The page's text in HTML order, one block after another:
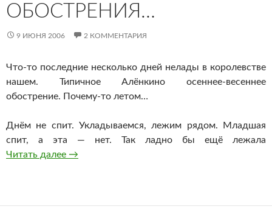
ОБОСТРЕНИЯ…
9 ИЮНЯ 2006 2 КОММЕНТАРИЯ
Что-то последние несколько дней нелады в королевстве
нашем. Типичное Алёнкино осеннее-весеннее
обострение. Почему-то летом…
Днём не спит. Укладываемся, лежим рядом. Младшая
спит, а эта — нет. Так ладно бы ещё лежала
Читать далее Неврозы. Сезонные обострения…
→